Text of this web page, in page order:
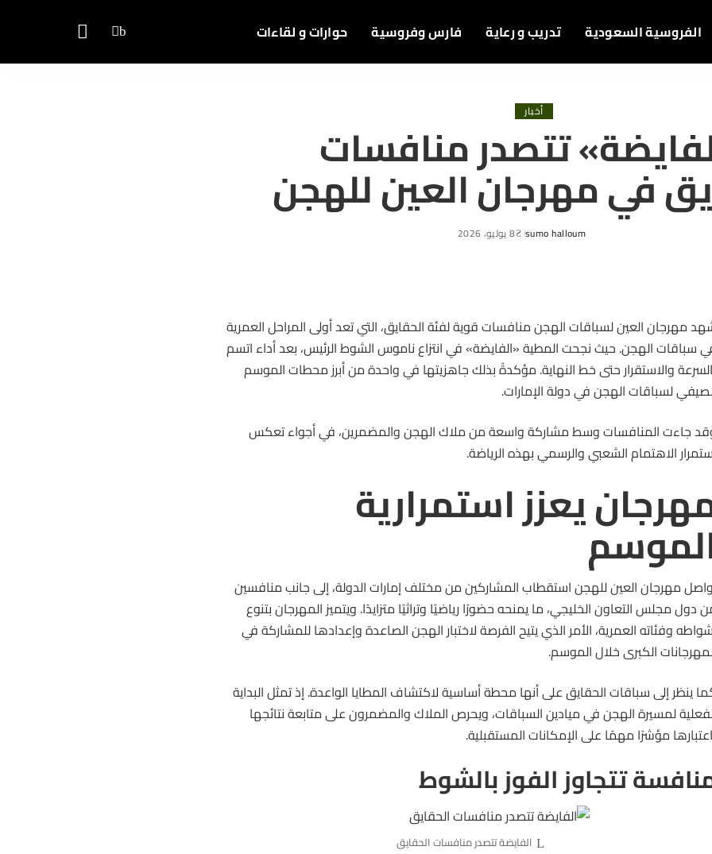
الفروسية السعودية تدريب و رعاية فارس وفروسية حوارات و لقاءات
أخبار
تتصدر منافسات
في مهرجان العين للهجن
Posted
sumo halloum 8 يوليو، 2026
مهرجان العين لسباقات الهجن منافسات قوية لفئة الحقايق، التي تعد أولى المراحل العمرية
سباقات الهجن. حيث نجحت المطية «الفايضة» في انتزاع ناموس الشوط الرئيس، بعد أداء اتسم
والاستقرار حتى خط النهاية. مؤكدةً بذلك جاهزيتها في واحدة من أبرز محطات الموسم
لسباقات الهجن في دولة الإمارات.
جاءت المنافسات وسط مشاركة واسعة من ملاك الهجن والمضمرين، في أجواء تعكس
الاهتمام الشعبي والرسمي بهذه الرياضة.
يعزز استمرارية
مهرجان العينللهجناستقطاب المشاركين من مختلف إمارات الدولة، إلى جانب منافسين
دول مجلس التعاون الخليجي، ما يمنحه حضورًا رياضيًا وتراثيًا متزايدًا. ويتميز المهرجان بتنوع
وفئاته العمرية، الأمر الذي يتيح الفرصة لاختبار الهجن الصاعدة وإعدادها للمشاركة في
الكبرى خلال الموسم.
ينظر إلى سباقات الحقايق على أنها محطة أساسية لاكتشاف المطايا الواعدة. إذ تمثل البداية
لمسيرة الهجن في ميادين السباقات، ويحرص الملاك والمضمرون على متابعة نتائجها
مؤشرًا مهمًا على الإمكانات المستقبلية.
تتجاوز الفوز بالشوط
الفايضة تتصدر منافسات الحقايق